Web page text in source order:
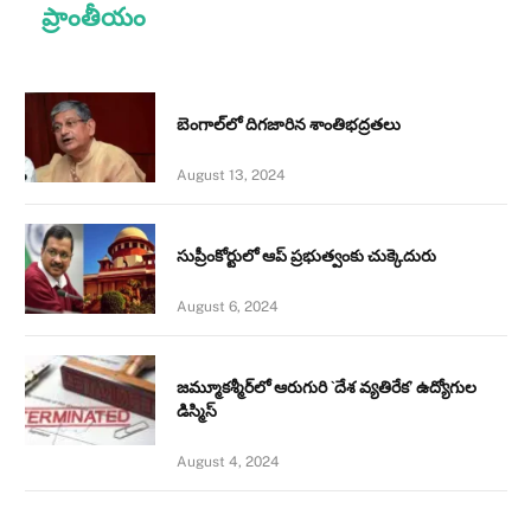
ప్రాంతీయం
బెంగాల్‌లో దిగజారిన శాంతిభద్రతలు
August 13, 2024
సుప్రీంకోర్టులో ఆప్ ప్రభుత్వంకు చుక్కెదురు
August 6, 2024
జమ్మూకశ్మీర్‌లో ఆరుగురి `దేశ వ్యతిరేక’ ఉద్యోగుల
డిస్మిస్‌
August 4, 2024